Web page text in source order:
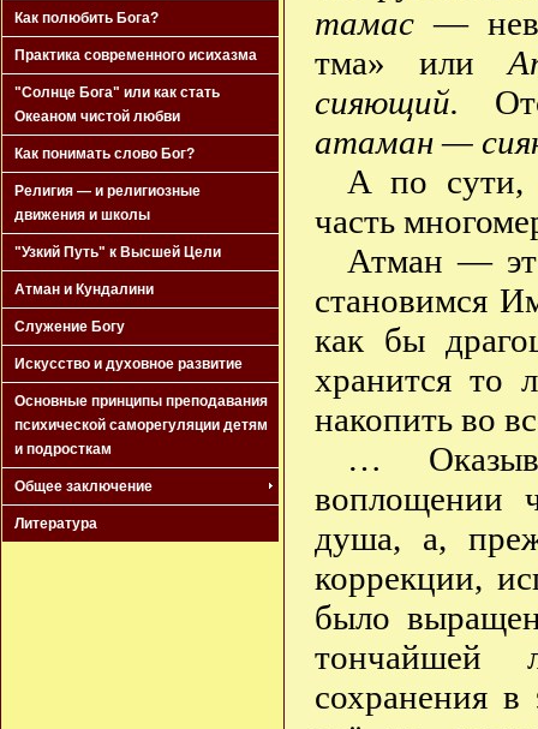
Как полюбить Бога?
Практика современного исихазма
"Солнце Бога" или как стать
Океаном чистой любви
Как понимать слово Бог?
Религия — и религиозные
движения и школы
"Узкий Путь" к Высшей Цели
Атман и Кундалини
Служение Богу
Искусство и духовное развитие
Основные принципы преподавания
психической саморегуляции детям
и подросткам
Общее заключение
Литература
тамас —
тма» или
сияющий.
атаман —
А по сути,
часть
Атман —
становимся
как бы
хранится то
накопить во
…
воплощении
душа, а,
коррекции,
было
тончайшей
сохранения